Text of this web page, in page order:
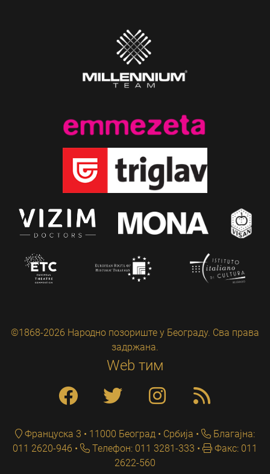
©1868-2026 Народно позориште у Београду. Сва права
задржана.
Web тим
Француска 3 • 11000 Београд • Србија
Благајна:
011 2620-946
Телефон: 011 3281-333
Факс: 011
2622-560